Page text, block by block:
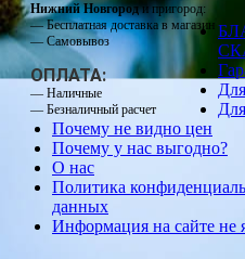
Нижний Новгороди пригород:
— Бесплатная доставка в магазин
— Самовывоз
ОПЛАТА:
— Наличные
— Безналичный расчет
Почему не видно цен
Почему у нас выгодно?
О нас
Политика
данных
Информация на сайте не